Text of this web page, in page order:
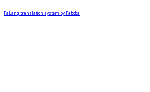
FaLang translation system by Faboba